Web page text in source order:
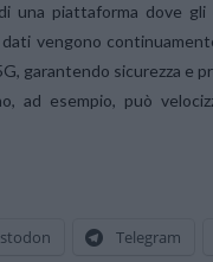
una piattaforma dove
vengono
garantendo sicurezza e
ad esempio, può
Telegram